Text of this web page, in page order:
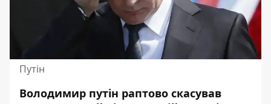
Путін
Володимир путін раптово скасував